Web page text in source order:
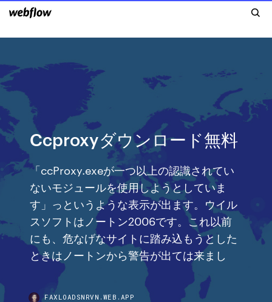
Ccproxyダウンロード無料
「ccProxy.exeが一つ以上の認識されてい
ないモジュールを使用しようとしていま
す」っというような表示が出ます。ウイル
スソフトはノートン2006です。これ以前
にも、危なげなサイトに踏み込もうとした
ときはノートンから警告が出ては来まし
FAXLOADSNRVN.WEB.APP